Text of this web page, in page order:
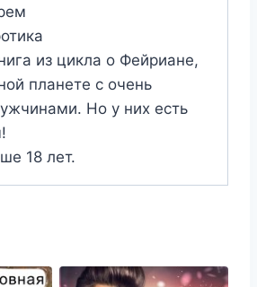
из цикла о Фейриане,
планете с очень
Но у них есть
18 лет.